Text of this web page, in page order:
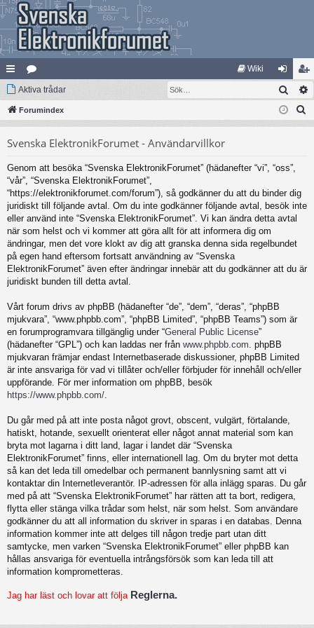
na
bb
ar
at
eg
Wiki
og
ga
li
m
Aktiva trådar Sök
Forumindex
Svenska ElektronikForumet - Användarvillkor
Genom att besöka “Svenska ElektronikForumet” (hädanefter “vi”, “oss”,
“vår”, “Svenska ElektronikForumet”,
“https://elektronikforumet.com/forum”), så godkänner du att du binder dig
juridiskt till följande avtal. Om du inte godkänner följande avtal, besök inte
eller använd inte “Svenska ElektronikForumet”. Vi kan ändra detta avtal
när som helst och vi kommer att göra allt för att informera dig om
ändringar, men det vore klokt av dig att granska denna sida regelbundet
på egen hand eftersom fortsatt användning av “Svenska
ElektronikForumet” även efter ändringar innebär att du godkänner att du är
juridiskt bunden till detta avtal.
Vårt forum drivs av phpBB (hädanefter “de”, “dem”, “deras”, “phpBB
mjukvara”, “www.phpbb.com”, “phpBB Limited”, “phpBB Teams”) som är
en forumprogramvara tillgänglig under “General Public License”
(hädanefter “GPL”) och kan laddas ner från www.phpbb.com . phpBB
mjukvaran främjar endast Internetbaserade diskussioner, phpBB Limited
är inte ansvariga för vad vi tillåter och/eller förbjuder för innehåll och/eller
uppförande. För mer information om phpBB, besök
https://www.phpbb.com/
Du går med på att inte posta något grovt, obscent, vulgärt, förtalande,
hatiskt, hotande, sexuellt orienterat eller något annat material som kan
bryta mot lagarna i ditt land, lagar i landet där “Svenska
ElektronikForumet” finns, eller internationell lag. Om du bryter mot detta
så kan det leda till omedelbar och permanent bannlysning samt att vi
kontaktar din Internetleverantör. IP-adressen för alla inlägg sparas. Du går
med på att “Svenska ElektronikForumet” har rätten att ta bort, redigera,
flytta eller stänga vilka trådar som helst, när som helst. Som användare
godkänner du att all information du skriver in sparas i en databas. Denna
information kommer inte att delges till någon tredje part utan ditt
samtycke, men varken “Svenska ElektronikForumet” eller phpBB kan
hållas ansvariga för eventuella intrångsförsök som kan leda till att
information komprometteras.
Jag har läst och lovar att följa Reglerna.